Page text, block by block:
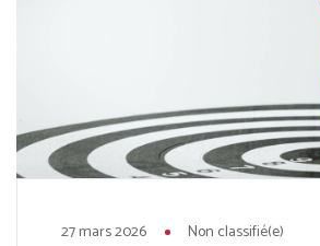
27 mars 2026 Non classifié(e)